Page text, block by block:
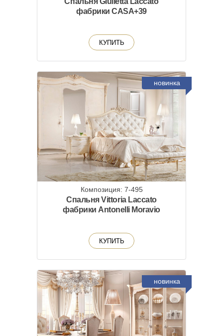
фабрики CASA+39
КУПИТЬ
новинка
Композиция: 7-495
Спальня Vittoria Laccato
фабрики Antonelli Moravio
КУПИТЬ
новинка